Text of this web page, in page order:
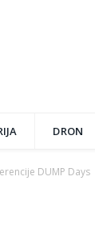
DRON
DUMP Days